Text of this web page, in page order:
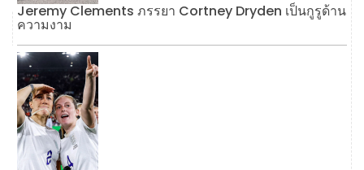
Jeremy Clements ภรรยา Cortney Dryden เป็นกูรูด้าน
ความงาม